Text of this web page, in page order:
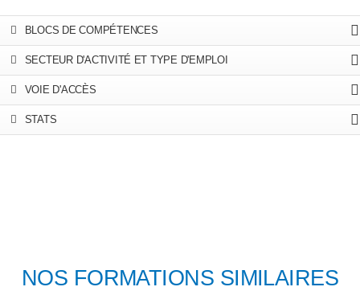
BLOCS DE COMPÉTENCES
SECTEUR D'ACTIVITÉ ET TYPE D'EMPLOI
VOIE D'ACCÈS
STATS
NOS FORMATIONS SIMILAIRES